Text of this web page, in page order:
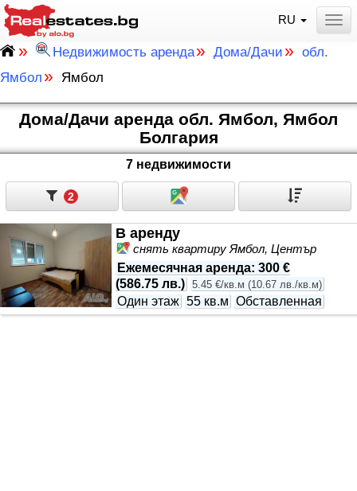
RU
» Недвижимость аренда» Дома/Дачи » обл.
Ямбол » Ямбол
Дома/Дачи аренда обл. Ямбол, Ямбол
Болгария
7 недвижимости
2
В аренду
снять квартиру Ямбол, Център
Ежемесячная аренда: 300 €
(586.75 лв.) 5.45 €/кв.м (10.67 лв./кв.м)
Один этаж 55 кв.м Обставленная